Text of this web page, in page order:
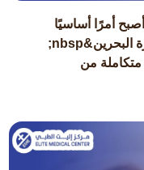
أمرًا أساسيًا
لمظهر صحي وشاب تقدم عيادة نضارة البحرين&nbsp;
من